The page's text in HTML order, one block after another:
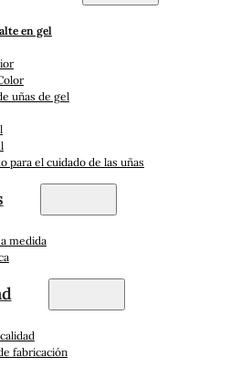
en gel
uñas de gel
para el cuidado de las uñas
medida
fabricación